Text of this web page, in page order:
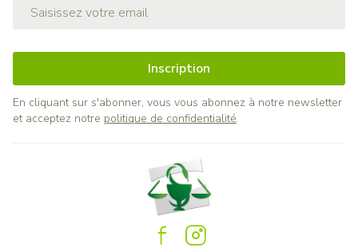
Inscription
En cliquant sur s'abonner, vous vous abonnez à notre newsletter
et acceptez notre politique de confidentialité.